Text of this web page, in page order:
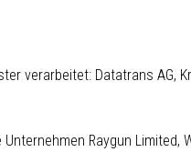
verarbeitet: Datatrans AG,
Raygun Limited,